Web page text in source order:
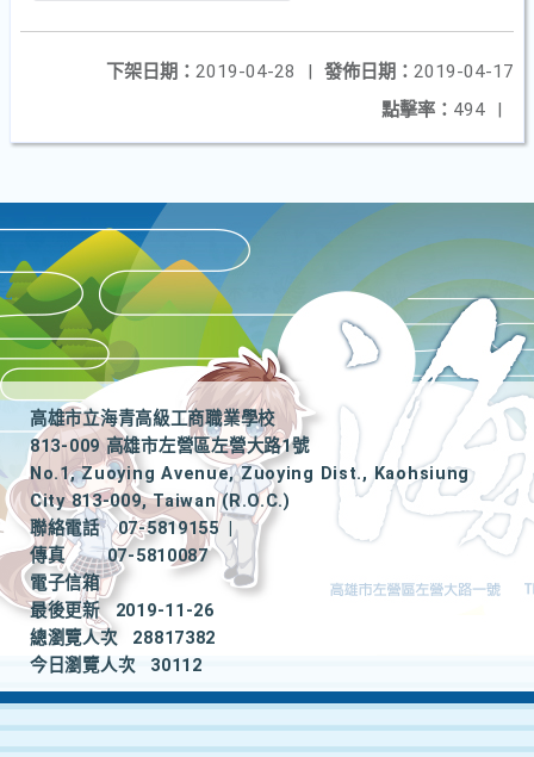
發佈日期： 2019-04-17
下架日期： 2019-04-28
|
點擊率： 494 |
高雄市立海青高級工商職業學校
813-009 高雄市左營區左營大路1號
No.1, Zuoying Avenue, Zuoying Dist., Kaohsiung
City 813-009, Taiwan (R.O.C.)
聯絡電話
07-5819155
|
傳真
07-5810087
電子信箱
最後更新
2019-11-26
總瀏覽人次
28817382
今日瀏覽人次
30112